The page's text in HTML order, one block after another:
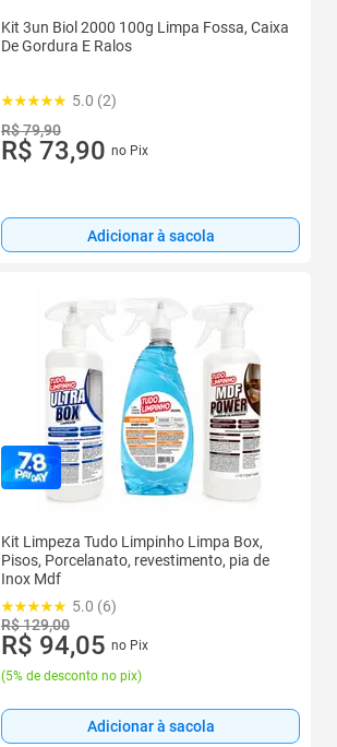
Kit 3un Biol 2000 100g Limpa Fossa, Caixa
De Gordura E Ralos
5.0 (2)
R$ 79,90
R$ 73,90 no Pix
Adicionar à sacola
Kit Limpeza Tudo Limpinho Limpa Box,
Pisos, Porcelanato, revestimento, pia de
Inox Mdf
5.0 (6)
R$ 129,00
R$ 94,05 no Pix
(5% de desconto no pix)
Adicionar à sacola